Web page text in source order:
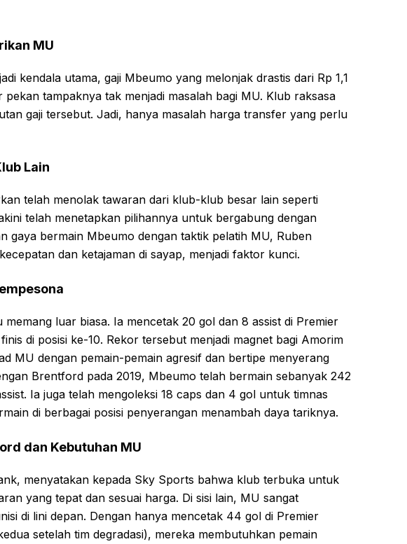
MU
kendala utama, gaji Mbeumo yang melonjak drastis dari Rp 1,1
pekan tampaknya tak menjadi masalah bagi MU. Klub raksasa
gaji tersebut. Jadi, hanya masalah harga transfer yang perlu
Lain
telah menolak tawaran dari klub-klub besar lain seperti
telah menetapkan pilihannya untuk bergabung dengan
gaya bermain Mbeumo dengan taktik pelatih MU, Ruben
dan ketajaman di sayap, menjadi faktor kunci.
luar biasa. Ia mencetak 20 gol dan 8 assist di Premier
di posisi ke-10. Rekor tersebut menjadi magnet bagi Amorim
MU dengan pemain-pemain agresif dan bertipe menyerang
Brentford pada 2019, Mbeumo telah bermain sebanyak 242
Ia juga telah mengoleksi 18 caps dan 4 gol untuk timnas
di berbagai posisi penyerangan menambah daya tariknya.
dan Kebutuhan MU
menyatakan kepada Sky Sports bahwa klub terbuka untuk
yang tepat dan sesuai harga. Di sisi lain, MU sangat
di lini depan. Dengan hanya mencetak 44 gol di Premier
setelah tim degradasi), mereka membutuhkan pemain